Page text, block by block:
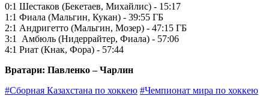
0:1 Шестаков (Бекетаев, Михайлис) - 15:17
1:1 Фиала (Мальгин, Кукан) - 39:55 ГБ
2:1 Андригетто (Мальгин, Мозер) - 47:15 ГБ
3:1 Амбюль (Нидеррайтер, Фиала) - 57:06
4:1 Риат (Кнак, Фора) - 57:44
Вратари: Павленко – Чарлин
#Сборная Казахстана по хоккею #Чемпионат мира по хоккею